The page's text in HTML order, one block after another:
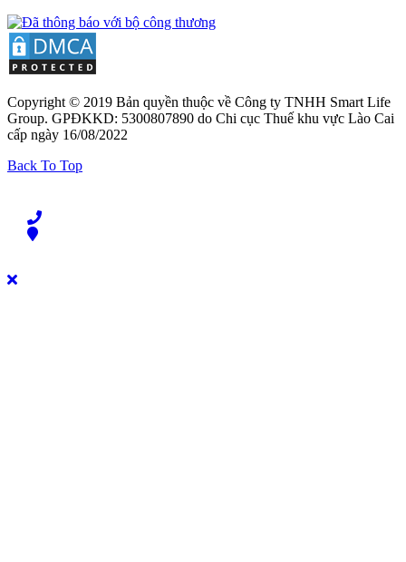
Copyright © 2019 Bản quyền thuộc về Công ty TNHH Smart Life
Group. GPĐKKD: 5300807890 do Chi cục Thuế khu vực Lào Cai
cấp ngày 16/08/2022
Back To Top